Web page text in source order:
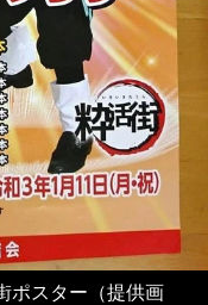
ポスター（提供画